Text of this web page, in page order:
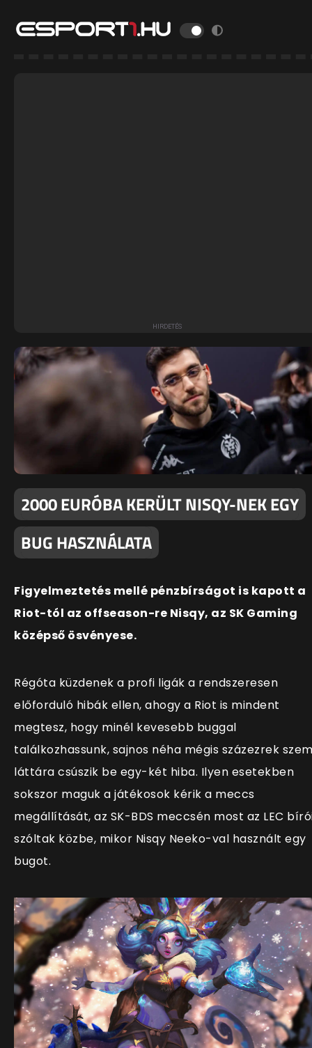
2000 EURÓBA KERÜLT NISQY-NEK EGY
BUG HASZNÁLATA
Figyelmeztetés mellé pénzbírságot is kapott a
Riot-tól az offseason-re Nisqy, az SK Gaming
középső ösvényese.
Régóta küzdenek a profi ligák a rendszeresen
előforduló hibák ellen, ahogy a Riot is mindent
megtesz, hogy minél kevesebb buggal
találkozhassunk, sajnos néha mégis százezrek
láttára csúszik be egy-két hiba. Ilyen esetekben
sokszor maguk a játékosok kérik a meccs
megállítását, az SK-BDS meccsén most az LEC
szóltak közbe, mikor Nisqy Neeko-val használt egy
bugot.